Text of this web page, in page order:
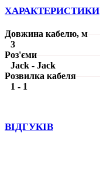
ХАРАКТЕРИСТИКИ
Довжина кабелю, м
3
Роз'єми
Jack - Jack
Розвилка кабеля
1 - 1
ВІДГУКІВ